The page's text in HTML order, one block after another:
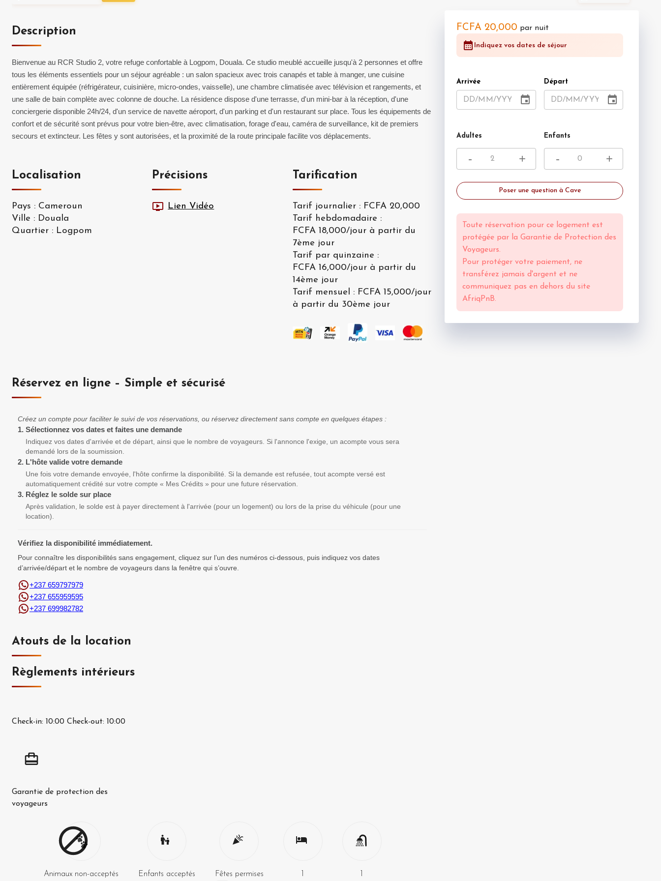
Description
Bienvenue au RCR Studio 2, votre refuge confortable à Logpom, Douala. Ce studio meublé accueille jusqu'à 2 personnes et offre
tous les éléments essentiels pour un séjour agréable : un salon spacieux avec trois canapés et table à manger, une cuisine
entièrement équipée (réfrigérateur, cuisinière, micro-ondes, vaisselle), une chambre climatisée avec télévision et rangements, et
une salle de bain complète avec colonne de douche. La résidence dispose d'une terrasse, d'un mini-bar à la réception, d'une
conciergerie disponible 24h/24, d'un service de navette aéroport, d'un parking et d'un restaurant sur place. Tous les équipements de
confort et de sécurité sont prévus pour votre bien-être, avec climatisation, forage d'eau, caméra de surveillance, kit de premiers
secours et extincteur. Les fêtes y sont autorisées, et la proximité de la route principale facilite vos déplacements.
Localisation
Pays : Cameroun
Ville : Douala
Quartier : Logpom
Précisions
Lien Vidéo
Tarification
Tarif journalier: FCFA 20,000
Tarif hebdomadaire :
FCFA 18,000/jour à partir du
7ème jour
Tarif par quinzaine :
FCFA 16,000/jour à partir du
14ème jour
Tarif mensuel : FCFA 15,000/jour
à partir du 30ème jour
Réservez en ligne – Simple et sécurisé
Créez un compte pour faciliter le suivi de vos réservations, ou réservez directement sans compte en quelques étapes :
1. Sélectionnez vos dates et faites une demande
Indiquez vos dates d'arrivée et de départ, ainsi que le nombre de voyageurs. Si l'annonce l'exige, un acompte vous sera
demandé lors de la soumission.
2. L'hôte valide votre demande
Une fois votre demande envoyée, l'hôte confirme la disponibilité. Si la demande est refusée, tout acompte versé est
automatiquement crédité sur votre compte « Mes Crédits » pour une future réservation.
3. Réglez le solde sur place
Après validation, le solde est à payer directement à l'arrivée (pour un logement) ou lors de la prise du véhicule (pour une
location).
Vérifiez la disponibilité immédiatement.
Pour connaître les disponibilités sans engagement, cliquez sur l’un des numéros ci-dessous, puis indiquez vos dates
d’arrivée/départ et le nombre de voyageurs dans la fenêtre qui s’ouvre.
+237 659797979
+237 655959595
+237 699982782
Atouts de la location
Règlements intérieurs
Check-in: 10:00 Check-out: 10:00
Garantie de protection des
voyageurs
Animaux non-acceptés Enfants acceptés Fêtes permises
FCFA 20,000 par nuit
Indiquez vos dates de séjour
Arrivée
DD/MM/YYYY
Départ
DD/MM/YYYY
Adultes
- +
Enfants
- +
Poser une question à Cave
Toute réservation pour ce logement est
protégée par la Garantie de Protection des
Voyageurs.
Pour protéger votre paiement, ne
transférez jamais d'argent et ne
communiquez pas en dehors du site
AfriqPnB.